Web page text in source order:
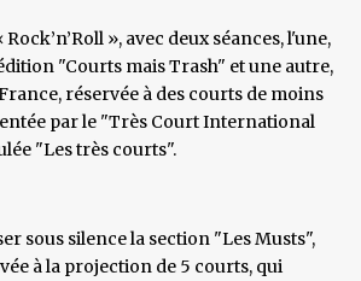
», avec deux séances, l'une,
"Courts mais Trash" et une autre,
réservée à des courts de moins
par le "Très Court International
"Les très courts".
sous silence la section "Les Musts",
à la projection de 5 courts, qui